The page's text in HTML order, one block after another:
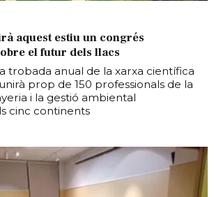
aquest estiu un congrés
el futur dels llacs
trobada anual de la xarxa científica
prop de 150 professionals de la
i la gestió ambiental
cinc continents